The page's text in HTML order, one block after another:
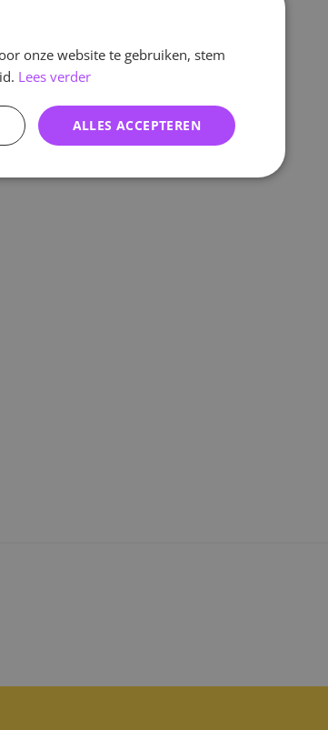
onze website te gebruiken, stem
Lees verder
ALLES ACCEPTEREN